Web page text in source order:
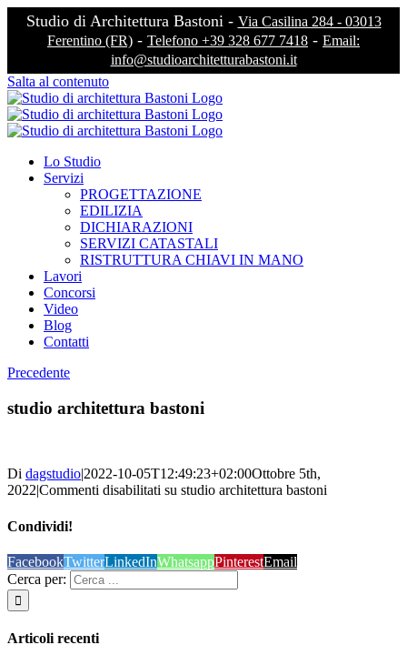
Studio di Architettura Bastoni - Via Casilina 284 - 03013
Ferentino (FR) - Telefono +39 328 677 7418 - Email:
info@studioarchitetturabastoni.it
Salta al contenuto
Lo Studio
Servizi
PROGETTAZIONE
EDILIZIA
DICHIARAZIONI
SERVIZI CATASTALI
RISTRUTTURA CHIAVI IN MANO
Lavori
Concorsi
Video
Blog
Contatti
Precedente
studio architettura bastoni
Di dagstudio|2022-10-05T12:49:23+02:00Ottobre 5th,
2022|Commenti disabilitati su studio architettura bastoni
Condividi!
FacebookTwitterLinkedInWhatsappPinterestEmail
Cerca per:
Articoli recenti